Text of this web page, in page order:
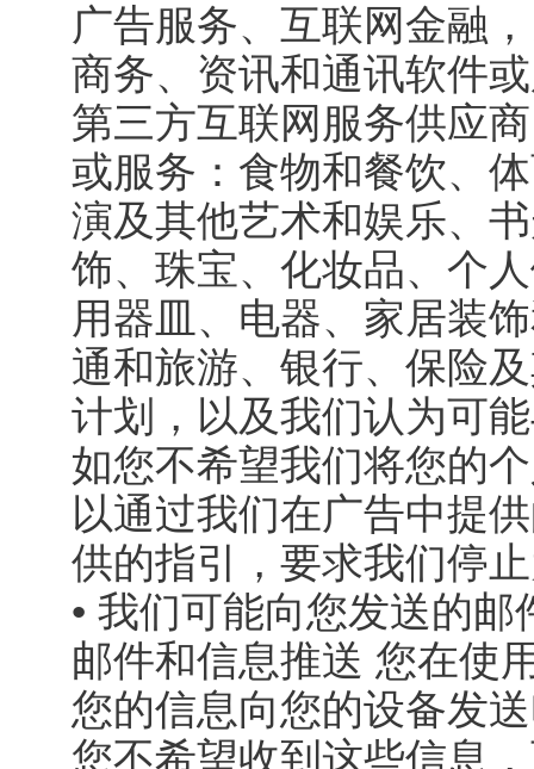
广告服务、互联网金融
商务、资讯和通讯软件
第三方互联网服务供应
或服务：食物和餐饮、
演及其他艺术和娱乐、
饰、珠宝、化妆品、个
用器皿、电器、家居装
通和旅游、银行、保险
计划，以及我们认为可
如您不希望我们将您的
以通过我们在广告中提
供的指引，要求我们停
• 我们可能向您发送的邮
邮件和信息推送 您在使
您的信息向您的设备发
您不希望收到这些信息